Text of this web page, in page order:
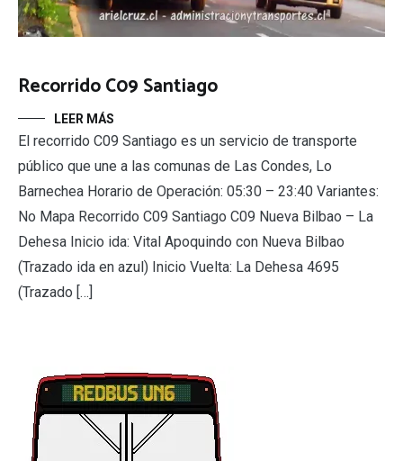
Recorrido C09 Santiago
LEER MÁS
El recorrido C09 Santiago es un servicio de transporte
público que une a las comunas de Las Condes, Lo
Barnechea Horario de Operación: 05:30 – 23:40 Variantes:
No Mapa Recorrido C09 Santiago C09 Nueva Bilbao – La
Dehesa Inicio ida: Vital Apoquindo con Nueva Bilbao
(Trazado ida en azul) Inicio Vuelta: La Dehesa 4695
(Trazado […]